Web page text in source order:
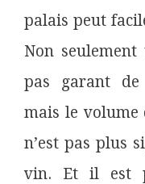
palais peut
Non seulement
pas garant de
mais le volume
n’est pas plus
vin. Et il est